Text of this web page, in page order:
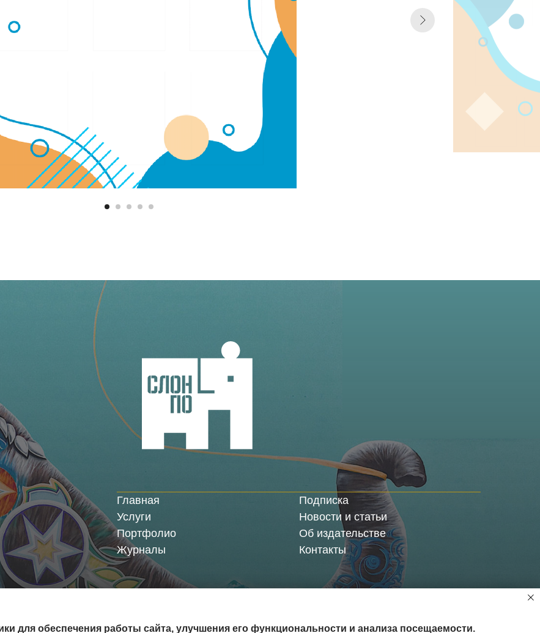
для обеспечения работы сайта, улучшения его функциональности и анализа посещаемости.
Главная
Услуги
Портфолио
Журналы
Подписка
Новости и статьи
Об издательстве
Контакты